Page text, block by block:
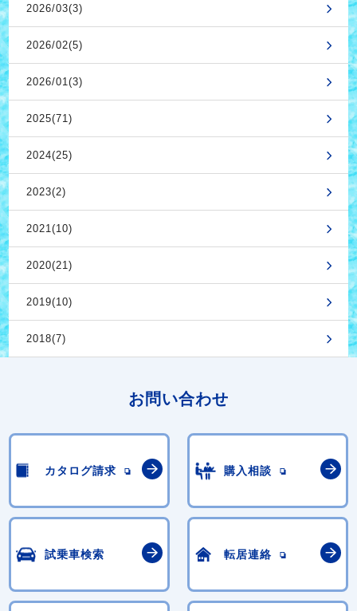
2026/03(3)
2026/02(5)
2026/01(3)
2025(71)
2024(25)
2023(2)
2021(10)
2020(21)
2019(10)
2018(7)
お問い合わせ
カタログ請求 購入相談
試乗車検索 転居連絡